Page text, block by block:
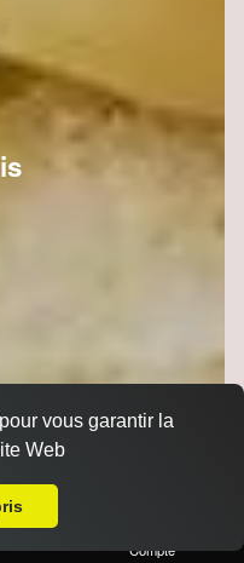
Compte
vous garantir la
Web